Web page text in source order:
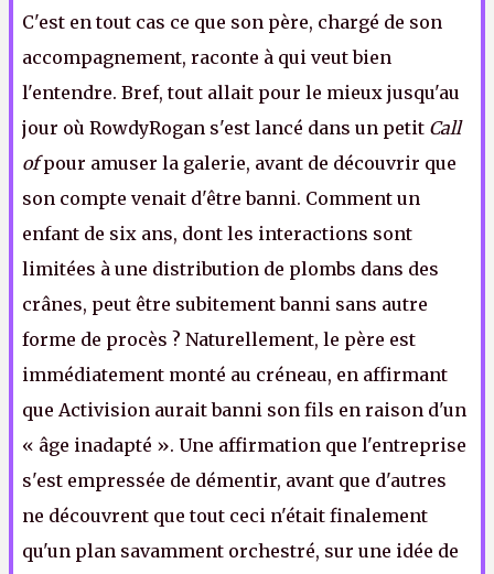
C'est en tout cas ce que son père, chargé de son
accompagnement, raconte à qui veut bien
l'entendre. Bref, tout allait pour le mieux jusqu'au
jour où RowdyRogan s'est lancé dans un petit Call
ofpour amuser la galerie, avant de découvrir que
son compte venait d'être banni. Comment un
enfant de six ans, dont les interactions sont
limitées à une distribution de plombs dans des
crânes, peut être subitement banni sans autre
forme de procès ? Naturellement, le père est
immédiatement monté au créneau, en affirmant
que Activision aurait banni son fils en raison d'un
« âge inadapté ». Une affirmation que l'entreprise
s'est empressée de démentir, avant que d'autres
ne découvrent que tout ceci n'était finalement
qu'un plan savamment orchestré, sur une idée de